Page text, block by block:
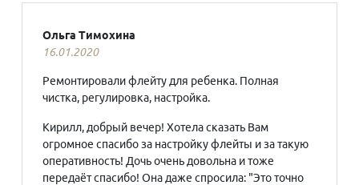
Ольга Тимохина
16.01.2020
Ремонтировали флейту для ребенка. Полная
чистка, регулировка, настройка.
Кирилл, добрый вечер! Хотела сказать Вам
огромное спасибо за настройку флейты и за такую
оперативность! Дочь очень довольна и тоже
передаёт спасибо! Она даже спросила: "Это точно